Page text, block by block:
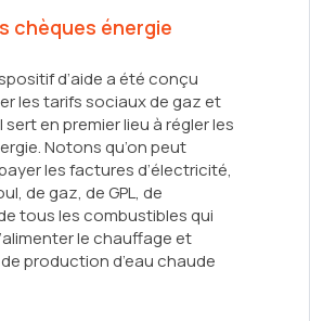
chèques énergie
d’aide a été conçu
les tarifs sociaux de gaz et
sert en premier lieu à régler les
Notons qu’on peut
les factures d’électricité,
de gaz, de GPL, de
tous les combustibles qui
le chauffage et
production d’eau chaude